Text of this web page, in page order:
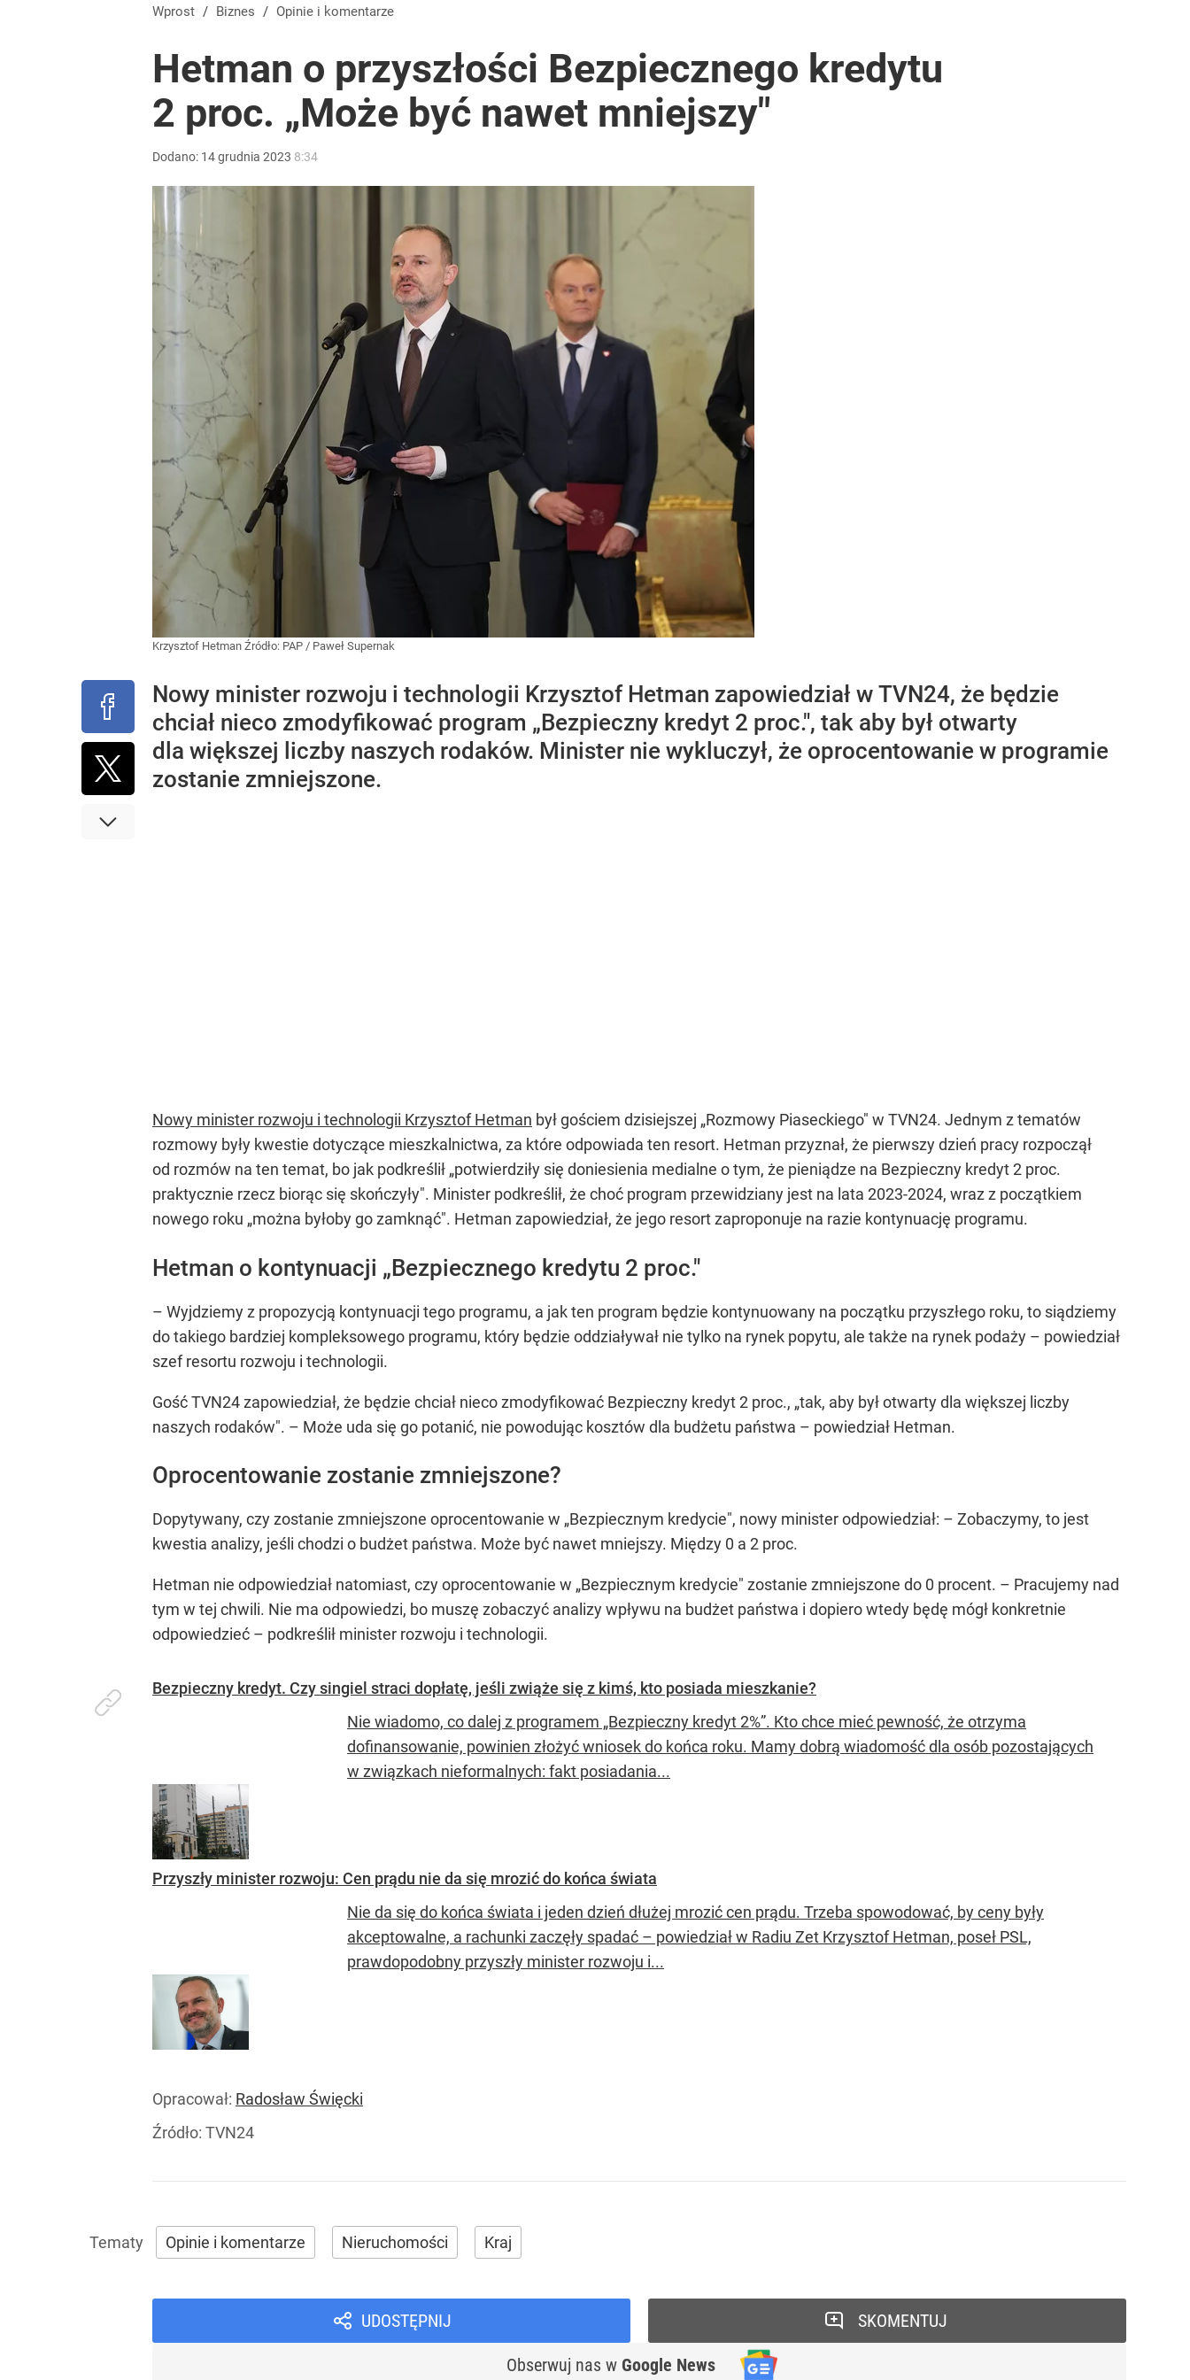
Tego sondażu premier nie może zlekceważyć. Polacy o przywróceniu CPN
Kontrole studni przyspieszają. Za pobór wody nawet 7,5 tys. zł kary
„Nie chodzi o zemstę”. Mocny apel w sprawie ofiar rzezi wołyńskiej
Wprost / Biznes / Opinie i komentarze
Hetman o przyszłości Bezpiecznego kredytu
2 proc. „Może być nawet mniejszy"
Dodano: 14grudnia 2023 8:34
Krzysztof Hetman Źródło: PAP / Paweł Supernak
Nowy minister rozwoju i technologii Krzysztof Hetman zapowiedział w TVN24, że będzie
chciał nieco zmodyfikować program „Bezpieczny kredyt 2 proc.", tak aby był otwarty
dla większej liczby naszych rodaków. Minister nie wykluczył, że oprocentowanie w programie
zostanie zmniejszone.
Nowy minister rozwoju i technologii Krzysztof Hetman był gościem dzisiejszej „Rozmowy Piaseckiego" w TVN24. Jednym z tematów
rozmowy były kwestie dotyczące mieszkalnictwa, za które odpowiada ten resort. Hetman przyznał, że pierwszy dzień pracy rozpoczął
od rozmów na ten temat, bo jak podkreślił „potwierdziły się doniesienia medialne o tym, że pieniądze na Bezpieczny kredyt 2 proc.
praktycznie rzecz biorąc się skończyły". Minister podkreślił, że choć program przewidziany jest na lata 2023-2024, wraz z początkiem
nowego roku „można byłoby go zamknąć". Hetman zapowiedział, że jego resort zaproponuje na razie kontynuację programu.
Hetman o kontynuacji „Bezpiecznego kredytu 2 proc."
– Wyjdziemy z propozycją kontynuacji tego programu, a jak ten program będzie kontynuowany na początku przyszłego roku, to siądziemy
do takiego bardziej kompleksowego programu, który będzie oddziaływał nie tylko na rynek popytu, ale także na rynek podaży – powiedział
szef resortu rozwoju i technologii.
Gość TVN24 zapowiedział, że będzie chciał nieco zmodyfikować Bezpieczny kredyt 2 proc., „tak, aby był otwarty dla większej liczby
naszych rodaków". – Może uda się go potanić, nie powodując kosztów dla budżetu państwa – powiedział Hetman.
Oprocentowanie zostanie zmniejszone?
Dopytywany, czy zostanie zmniejszone oprocentowanie w „Bezpiecznym kredycie", nowy minister odpowiedział: – Zobaczymy, to jest
kwestia analizy, jeśli chodzi o budżet państwa. Może być nawet mniejszy. Między 0 a 2 proc.
Hetman nie odpowiedział natomiast, czy oprocentowanie w „Bezpiecznym kredycie" zostanie zmniejszone do 0 procent. – Pracujemy nad
tym w tej chwili. Nie ma odpowiedzi, bo muszę zobaczyć analizy wpływu na budżet państwa i dopiero wtedy będę mógł konkretnie
odpowiedzieć – podkreślił minister rozwoju i technologii.
Bezpieczny kredyt. Czy singiel straci dopłatę, jeśli zwiąże się z kimś, kto posiada mieszkanie?
Nie wiadomo, co dalej z programem „Bezpieczny kredyt 2%”. Kto chce mieć pewność, że otrzyma
dofinansowanie, powinien złożyć wniosek do końca roku. Mamy dobrą wiadomość dla osób pozostających
w związkach nieformalnych: fakt posiadania...
Przyszły minister rozwoju: Cen prądu nie da się mrozić do końca świata
Nie da się do końca świata i jeden dzień dłużej mrozić cen prądu. Trzeba spowodować, by ceny były
akceptowalne, a rachunki zaczęły spadać – powiedział w Radiu Zet Krzysztof Hetman, poseł PSL,
prawdopodobny przyszły minister rozwoju i...
Opracował: Radosław Święcki
Źródło: TVN24
Opinie i komentarze Nieruchomości Kraj
UDOSTĘPNIJ
Obserwuj nas w Google News
SKOMENTUJ